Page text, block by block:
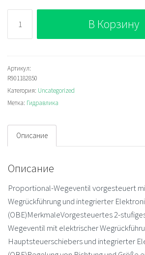
Bosch
Rexroth
4WRKE32E1-
600L-
3X/6EG24ETK31/A1D3M
Распределитель
В Корзину
Артикул:
R901182850
Категория: Uncategorized
Метка: Гидравлика
Описание
Описание
Proportional-Wegeventil vorgesteuert
Wegrückführung und integrierter
(OBE)MerkmaleVorgesteuertes 2-
Wegeventil mit elektrischer
Hauptsteuerschiebers und integrierter